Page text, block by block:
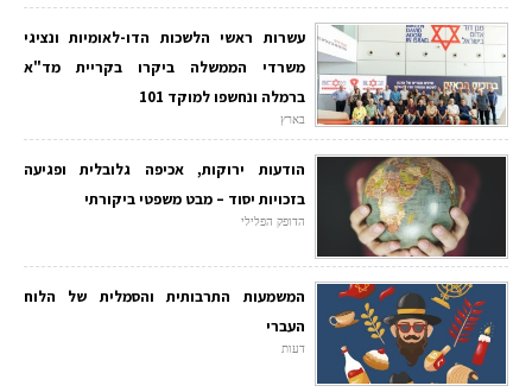
עשרות ראשי הלשכות הדו-לאומיות ונציגי
משרדי הממשלה ביקרו בקריית מד"א
ברמלה ונחשפו למוקד 101
בארץ
הודעות ירוקות, אכיפה גלובלית ופגיעה
בזכויות יסוד – מבט משפטי ביקורתי
הדופק הפלילי
המשמעות התרבותית והסמלית של הלוח
העברי
דעות